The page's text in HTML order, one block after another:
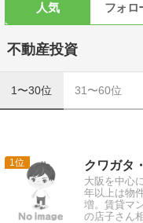
人気 フォロ
不動産投資
1〜30位 31〜60位
1
大阪を中心
年以上は物
増。賃貸マ
の店子さん